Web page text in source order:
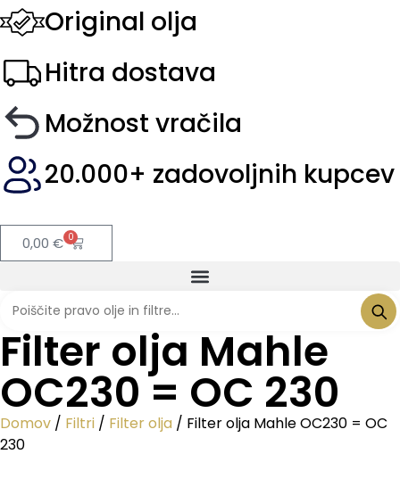
Original olja
Hitra dostava
Možnost vračila
20.000+ zadovoljnih kupcev
0,00 € 0
Filter olja Mahle
OC230 = OC 230
Domov / Filtri / Filter olja / Filter olja Mahle OC230 = OC
230